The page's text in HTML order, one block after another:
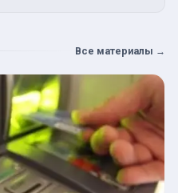
Все материалы →